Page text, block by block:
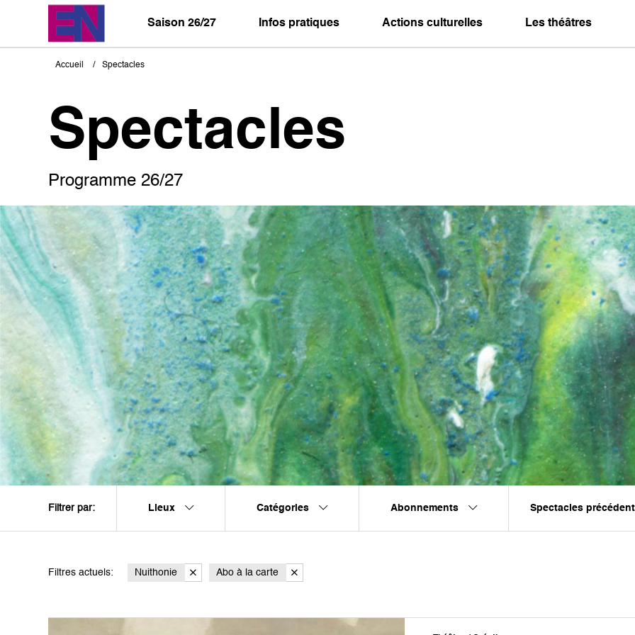
Saison 26/27 Infos pratiques Actions culturelles Les théâtres
Fil
Accueil Spectacles
Spectacles
Programme 26/27
Filtrer par: Lieux Catégories Abonnements Spectacles
Filtres actuels: Nuithonie Abo à la carte